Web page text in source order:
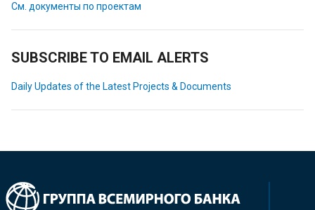
См. документы по проектам
SUBSCRIBE TO EMAIL ALERTS
Daily Updates of the Latest Projects & Documents